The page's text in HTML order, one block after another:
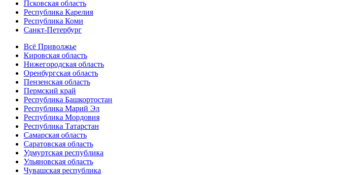
Псковская область
Республика Карелия
Республика Коми
Санкт-Петербург
Всё Приволжье
Кировская область
Нижегородская область
Оренбургская область
Пензенская область
Пермский край
Республика Башкортостан
Республика Марий Эл
Республика Мордовия
Республика Татарстан
Самарская область
Саратовская область
Удмуртская республика
Ульяновская область
Чувашская республика